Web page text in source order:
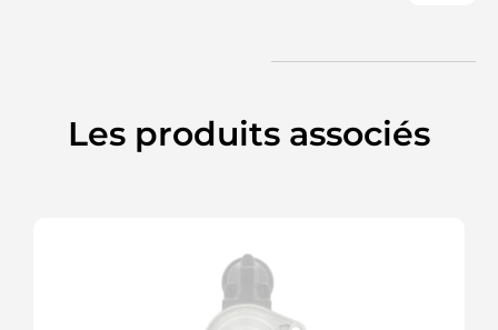
Les produits associés